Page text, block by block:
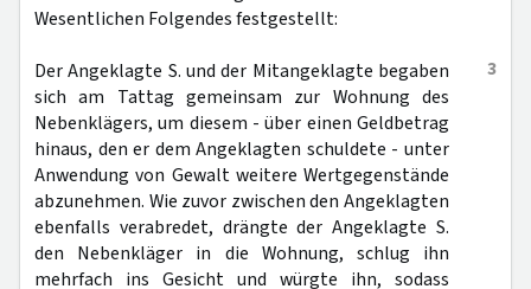
Wesentlichen Folgendes festgestellt:
3
Der Angeklagte S. und der Mitangeklagte begaben
sich am Tattag gemeinsam zur Wohnung des
Nebenklägers, um diesem - über einen Geldbetrag
hinaus, den er dem Angeklagten schuldete - unter
Anwendung von Gewalt weitere Wertgegenstände
abzunehmen. Wie zuvor zwischen den Angeklagten
ebenfalls verabredet, drängte der Angeklagte S.
den Nebenkläger in die Wohnung, schlug ihn
mehrfach ins Gesicht und würgte ihn, sodass